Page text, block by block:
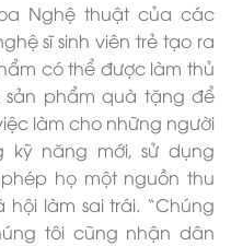
Nghệ thuật của các
sĩ sinh viên trẻ tạo ra
có thể được làm thủ
phẩm quà tặng để
làm cho những người
kỹ năng mới, sử dụng
họ một nguồn thu
làm sai trái. “Chúng
tôi cũng nhận dân